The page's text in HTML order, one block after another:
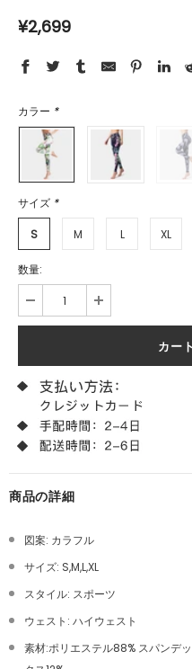
¥2,699
カラー *
サイズ *
S M L XL
数量:
商品の詳細
図案: カラフル
サイズ: S,M,L,XL
スタイル: スポーツ
ウェスト: ハイウェスト
素材:ポリエステル88% スパンデッ